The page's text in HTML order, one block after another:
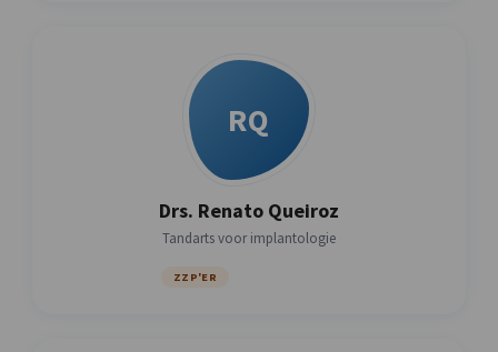
RQ
Drs. Renato Queiroz
Tandarts voor implantologie
ZZP'ER